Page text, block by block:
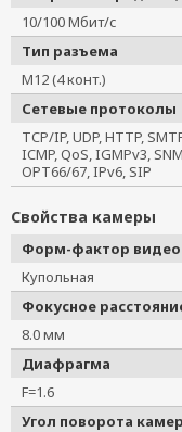
VPort P06-1MP-M12-MIC-
VPort P06-1MP-M12-
VPort 06-2L80M-CT
VPort P06-1MP-M12-
VPort 06-2L80M-CT-T
VPort P06-1MP-M12-
VPort P06-2L36M-CT
VPort P06-1MP-M12-MIC-
VPort P06-2L36M-CT-T
VPort P06-1MP-M12-MIC-
VPort P06-1MP-M12-
VPort P06-1MP-M12-
10/100 Мбит/с
Тип разъема
M12 (4 конт.)
Сетевые протоколы
TCP/IP, UDP, HTTP,
ICMP, QoS, IGMPv3,
OPT66/67, IPv6, SIP
Свойства камеры
Форм-фактор
Купольная
Фокусное
8.0 мм
Диафрагма
F=1.6
Угол поворота